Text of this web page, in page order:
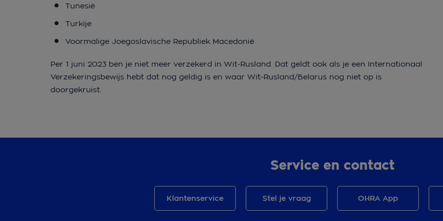
Tunesië
Turkije
Voormalige Joegoslavische Republiek Macedonië
Per 1 juni 2023 ben je niet meer verzekerd in Wit-Rusland. Dat geldt ook als je een Internationaal
Verzekeringsbewijs hebt dat nog geldig is en waar Wit-Rusland/Belarus nog niet op is
doorgekruist.
Service en contact
Klantenservice Stel je vraag OHRA App